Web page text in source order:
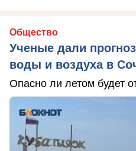
Общество
Ученые дали
воды и воздуха в
Опасно ли летом будет